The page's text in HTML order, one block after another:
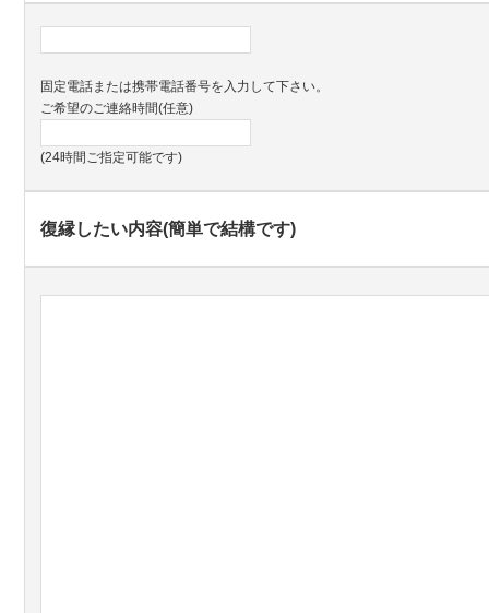
固定電話または携帯電話番号を入力して下さい。
ご希望のご連絡時間(任意)
(24時間ご指定可能です)
復縁したい内容(簡単で結構です)